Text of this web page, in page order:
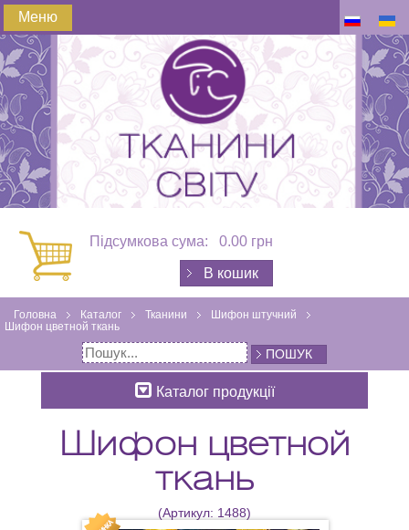
Меню
Підсумкова сума: 0.00 грн
В кошик
Головна Каталог Тканини
Шифон штучний
Шифон цветной ткань
ПОШУК
Каталог продукції
Шифон цветной
ткань
(Артикул: 1488)